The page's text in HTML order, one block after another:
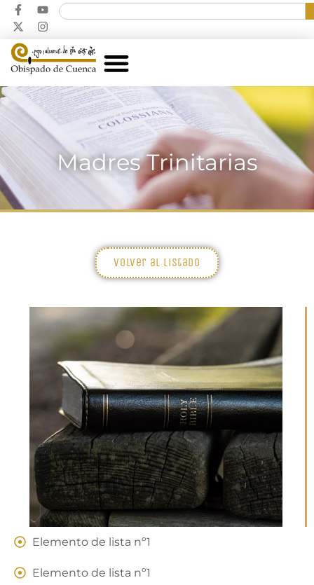
Madres Trinitarias
Volver al listado
Elemento de lista nº1
Elemento de lista nº1